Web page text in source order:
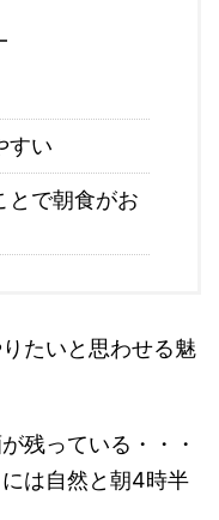
すい
とで朝食がお
たいと思わせる魅
残っている・・・
は自然と朝4時半